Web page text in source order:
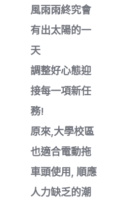
風雨雨終究會
有出太陽的一
天
調整好心態迎
接每一項新任
務!
原來,大學校區
也適合電動拖
車頭使用, 順應
人力缺乏的潮